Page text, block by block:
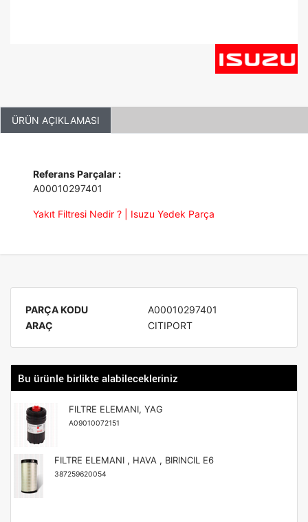
ÜRÜN AÇIKLAMASI
Referans Parçalar :
A00010297401
Yakıt Filtresi Nedir ? | Isuzu Yedek Parça
PARÇA KODU
A00010297401
ARAÇ
CITIPORT
Bu ürünle birlikte alabilecekleriniz
FILTRE ELEMANI, YAG
A09010072151
FILTRE ELEMANI , HAVA , BIRINCIL E6
387259620054